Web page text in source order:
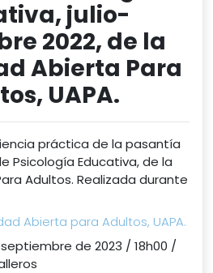
julio-
2022, de la
Abierta Para
UAPA.
práctica de la pasantía
Psicología Educativa, de la
Adultos. Realizada durante
Abierta para Adultos, UAPA.
de 2023 / 18h00 /